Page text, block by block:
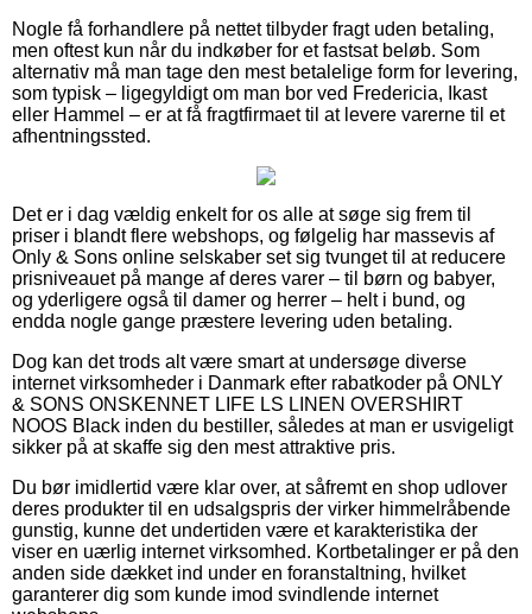
Nogle få forhandlere på nettet tilbyder fragt uden betaling,
men oftest kun når du indkøber for et fastsat beløb. Som
alternativ må man tage den mest betalelige form for levering,
som typisk – ligegyldigt om man bor ved Fredericia, Ikast
eller Hammel – er at få fragtfirmaet til at levere varerne til et
afhentningssted.
Det er i dag vældig enkelt for os alle at søge sig frem til
priser i blandt flere webshops, og følgelig har massevis af
Only & Sons online selskaber set sig tvunget til at reducere
prisniveauet på mange af deres varer – til børn og babyer,
og yderligere også til damer og herrer – helt i bund, og
endda nogle gange præstere levering uden betaling.
Dog kan det trods alt være smart at undersøge diverse
internet virksomheder i Danmark efter rabatkoder på ONLY
& SONS ONSKENNET LIFE LS LINEN OVERSHIRT
NOOS Black inden du bestiller, således at man er usvigeligt
sikker på at skaffe sig den mest attraktive pris.
Du bør imidlertid være klar over, at såfremt en shop udlover
deres produkter til en udsalgspris der virker himmelråbende
gunstig, kunne det undertiden være et karakteristika der
viser en uærlig internet virksomhed. Kortbetalinger er på den
anden side dækket ind under en foranstaltning, hvilket
garanterer dig som kunde imod svindlende internet